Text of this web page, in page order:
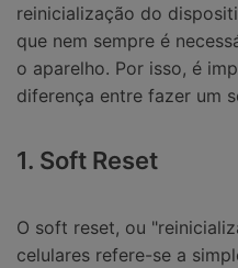
reinicialização do
que nem sempre é
o aparelho. Por isso, é
diferença entre fazer um
1. Soft Reset
O soft reset, ou
celulares refere-se a